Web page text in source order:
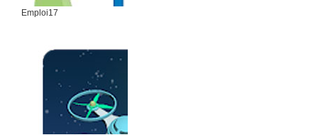
Emploi17